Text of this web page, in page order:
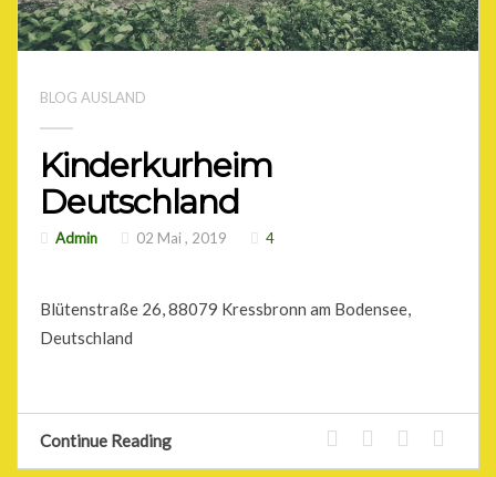
BLOG AUSLAND
Kinderkurheim
Deutschland
Admin 02 Mai , 2019 4
Blütenstraße 26, 88079 Kressbronn am Bodensee,
Deutschland
Continue Reading